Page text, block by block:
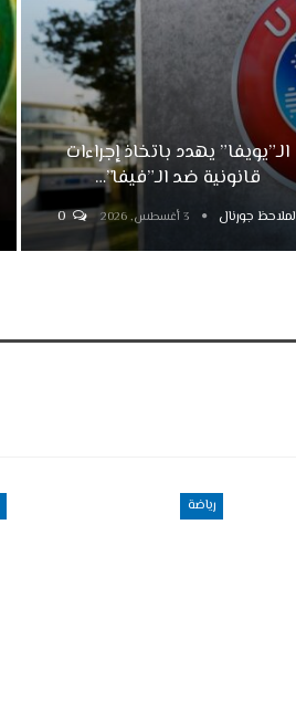
الـ”يويفا” يهدد باتخاذ إجراءات
قانونية ضد الـ”فيفا”…
جورنال 3 أغسطس, 2026 0
رياضة